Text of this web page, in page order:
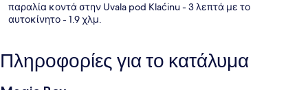
παραλία κοντά στην Uvala pod Klaćinu- 3 λεπτά με το
αυτοκίνητο- 1.9 χλμ.
Πληροφορίες για το κατάλυμα